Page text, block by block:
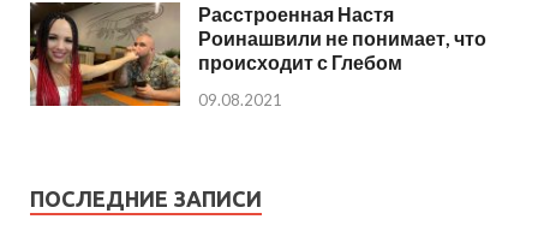
Расстроенная Настя
Роинашвили не понимает, что
происходит с Глебом
09.08.2021
ПОСЛЕДНИЕ ЗАПИСИ